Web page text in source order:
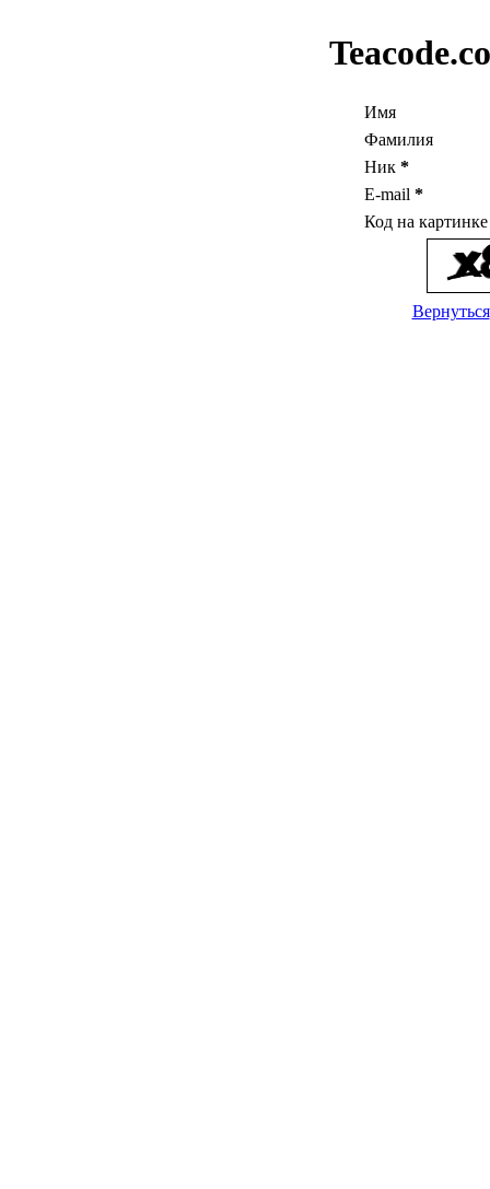
Имя
Фамилия
Ник *
E-mail *
Код на
Вернуться